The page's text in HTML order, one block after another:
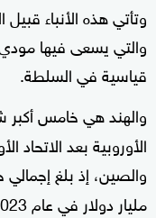
وتأتي هذه الأنباء قبيل
والتي يسعى فيها مودي
قياسية في السلطة.
والهند هي خامس أكبر
الأوروبية بعد الاتحاد
مليار دولار في عام 2023، وفقا لتقديرات وزارة التجارة.